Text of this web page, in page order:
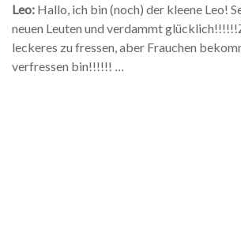
Leo: Hallo, ich bin (noch) der kleene Leo!
neuen Leuten und verdammt
leckeres zu fressen, aber Frauchen
verfressen bin!!!!!! ...